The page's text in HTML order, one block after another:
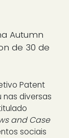
Autumn
de 30 de
Patent
diversas
and Case
sociais